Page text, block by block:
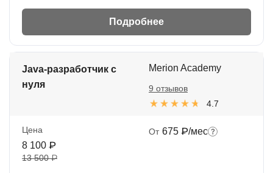
Подробнее
Java-разработчик с
нуля
Merion Academy
4.7
9 отзывов
Цена
8 100 ₽
13 500 ₽
От 675 ₽/мес